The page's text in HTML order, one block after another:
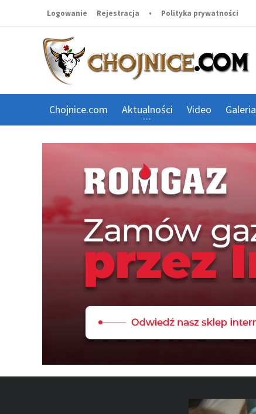
Logowanie Rejestracja • Polityka prywatności
Chojnice.com Aktualności Video Galeria